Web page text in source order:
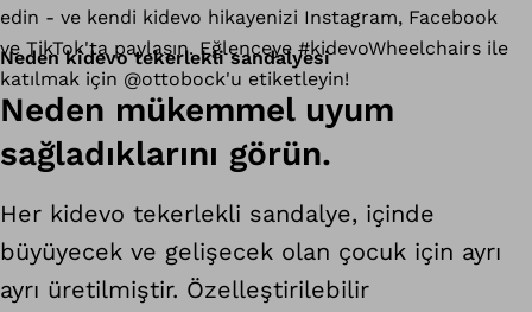
edin - ve kendi kidevo hikayenizi Instagram, Facebook
ve TikTok'ta paylaşın. Eğlenceye #kidevoWheelchairs ile
katılmak için @ottobock'u etiketleyin!
Neden kidevo tekerlekli sandalyesi
Neden mükemmel uyum
sağladıklarını görün.
Her kidevo tekerlekli sandalye, içinde
büyüyecek ve gelişecek olan çocuk için ayrı
ayrı üretilmiştir. Özelleştirilebilir